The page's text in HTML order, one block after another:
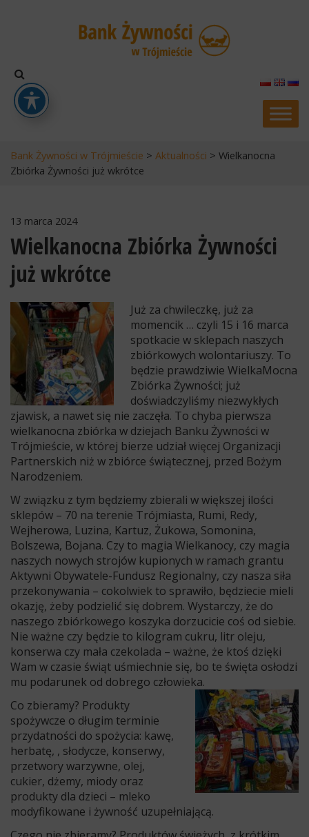
Bank Żywności w Trójmieście > Aktualności > Wielkanocna
Zbiórka Żywności już wkrótce
13 marca 2024
Wielkanocna Zbiórka Żywności
już wkrótce
Już za chwileczkę, już za
momencik … czyli 15 i 16 marca
spotkacie w sklepach naszych
zbiórkowych wolontariuszy. To
będzie prawdziwie WielkaMocna
Zbiórka Żywności; już
doświadczyliśmy niezwykłych
zjawisk, a nawet się nie zaczęła. To chyba pierwsza
wielkanocna zbiórka w dziejach Banku Żywności w
Trójmieście, w której bierze udział więcej Organizacji
Partnerskich niż w zbiórce świątecznej, przed Bożym
Narodzeniem.
W związku z tym będziemy zbierali w większej ilości
sklepów – 70 na terenie Trójmiasta, Rumi, Redy,
Wejherowa, Luzina, Kartuz, Żukowa, Somonina,
Bolszewa, Bojana. Czy to magia Wielkanocy, czy magia
naszych nowych strojów kupionych w ramach grantu
Aktywni Obywatele-Fundusz Regionalny, czy nasza siła
przekonywania – cokolwiek to sprawiło, będziecie mieli
okazję, żeby podzielić się dobrem. Wystarczy, że do
naszego zbiórkowego koszyka dorzucicie coś od siebie.
Nie ważne czy będzie to kilogram cukru, litr oleju,
konserwa czy mała czekolada – ważne, że ktoś dzięki
Wam w czasie świąt uśmiechnie się, bo te święta osłodzi
mu podarunek od dobrego człowieka.
Co zbieramy? Produkty
spożywcze o długim terminie
przydatności do spożycia: kawę,
herbatę, , słodycze, konserwy,
przetwory warzywne, olej,
cukier, dżemy, miody oraz
produkty dla dzieci – mleko
modyfikowane i żywność uzupełniającą.